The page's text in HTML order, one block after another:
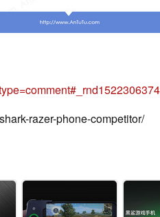
razer-phone-competitor/